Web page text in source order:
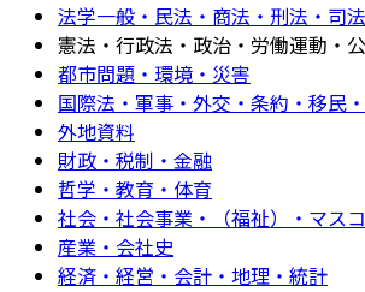
法学一般・民法・商法・刑法・司法
憲法・行政法・政治・労働運動・
都市問題・環境・災害
国際法・軍事・外交・条約・移民
外地資料
財政・税制・金融
哲学・教育・体育
社会・社会事業・（福祉）・マス
産業・会社史
経済・経営・会計・地理・統計